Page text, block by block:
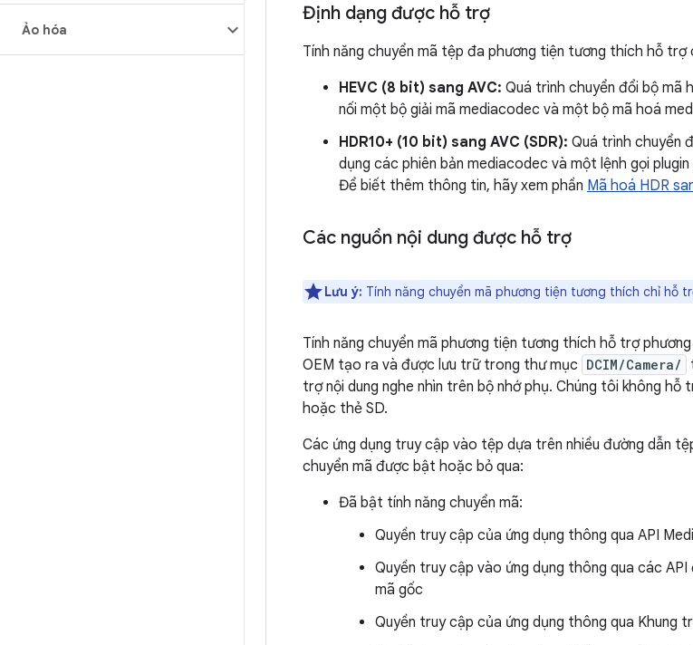
Ảo hóa
Định dạng được hỗ trợ
Tính năng chuyển mã tệp đa phương tiện tương thích hỗ
HEVC (8 bit) sang AVC: Quá trình chuyển đổi bộ mã
nối một bộ giải mã mediacodec và một bộ mã hoá
HDR10+ (10 bit) sang AVC (SDR): Quá trình chuyển
dụng các phiên bản mediacodec và một lệnh gọi
Để biết thêm thông tin, hãy xem phần Mã hoá HDR
Các nguồn nội dung được hỗ trợ
Lưu ý: Tính năng chuyển mã phương tiện tương thích chỉ hỗ
Tính năng chuyển mã phương tiện tương thích hỗ trợ
OEM tạo ra và được lưu trữ trong thư mục DCIM/Camera/
trợ nội dung nghe nhìn trên bộ nhớ phụ. Chúng tôi không
hoặc thẻ SD.
Các ứng dụng truy cập vào tệp dựa trên nhiều đường dẫn
chuyển mã được bật hoặc bỏ qua:
Đã bật tính năng chuyển mã:
Quyền truy cập của ứng dụng thông qua API
Quyền truy cập vào ứng dụng thông qua các
mã gốc
Quyền truy cập của ứng dụng thông qua Khung